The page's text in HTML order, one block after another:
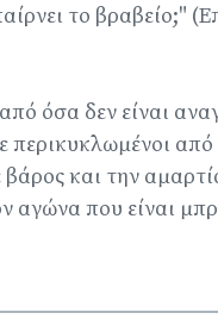
το βραβείο;"
όσα δεν είναι
περικυκλωμένοι
και την
αγώνα που είναι